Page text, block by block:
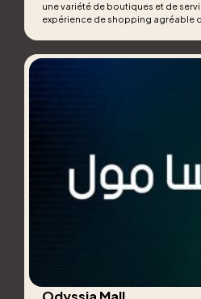
une variété de boutiques et de
expérience de shopping agréable